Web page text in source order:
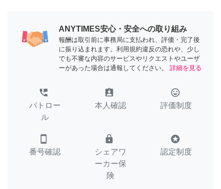
ANYTIMES安心・安全への取り組み
報酬は取引前に事務局に支払われ、評価・完了後
に振り込まれます。利用規約違反の恐れや、少し
でも不審な内容のサービスやリクエストやユーザ
ーがあった場合は通報してください。
詳細を見る
perm_phone_msg
パトロー
ル
assignment_ind
本人確認
tag_faces
評価制度
smartphone
番号確認
lock
シェアワ
ーカー保
険
stars
認定制度